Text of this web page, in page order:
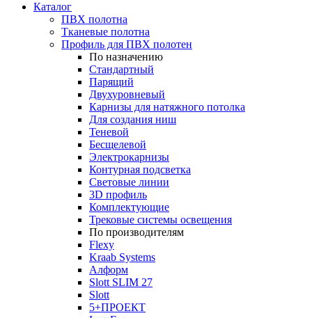
Каталог
ПВХ полотна
Тканевые полотна
Профиль для ПВХ полотен
По назначению
Стандартный
Парящий
Двухуровневый
Карнизы для натяжного потолка
Для создания ниш
Теневой
Бесщелевой
Электрокарнизы
Контурная подсветка
Световые линии
3D профиль
Комплектующие
Трековые системы освещения
По производителям
Flexy
Kraab Systems
Алформ
Slott SLIM 27
Slott
5+ПРОЕКТ